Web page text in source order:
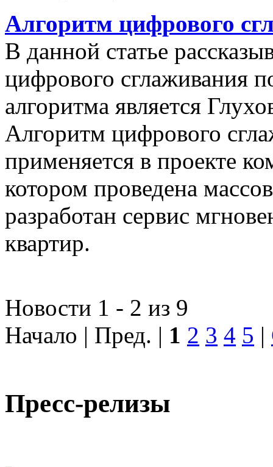
Алгоритм цифрового
В данной статье
цифрового сглаживания
алгоритма является
Алгоритм цифрового
применяется в проекте
котором проведена
разработан сервис
квартир.
Новости 1 - 2 из 9
Начало | Пред. | 1 2 3 4 5 |
Пресс-релизы